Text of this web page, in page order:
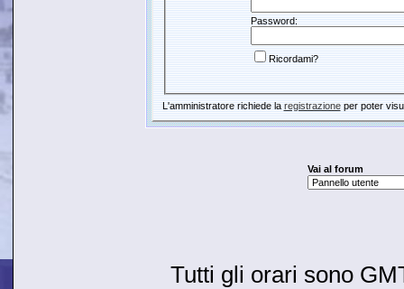
Password:
Ricordami?
L'amministratore richiede laregistrazioneper poter
Vai al forum
Tutti gli orari sono